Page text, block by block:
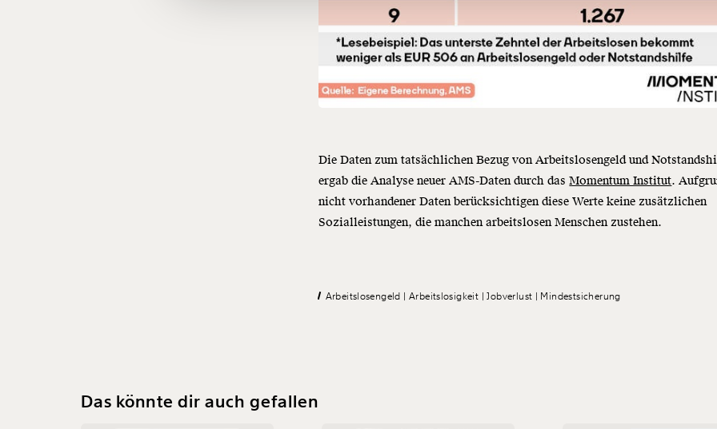
Die Daten zum tatsächlichen Bezug von Arbeitslosengeld und
ergab die Analyse neuer AMS-Daten durch dasMomentum Institut.
nicht vorhandener Daten berücksichtigen diese Werte keine zusätzlichen
Sozialleistungen, die manchen arbeitslosen Menschen zustehen.
Arbeitslosengeld Arbeitslosigkeit Jobverlust Mindestsicherung
Das könnte dir auch gefallen